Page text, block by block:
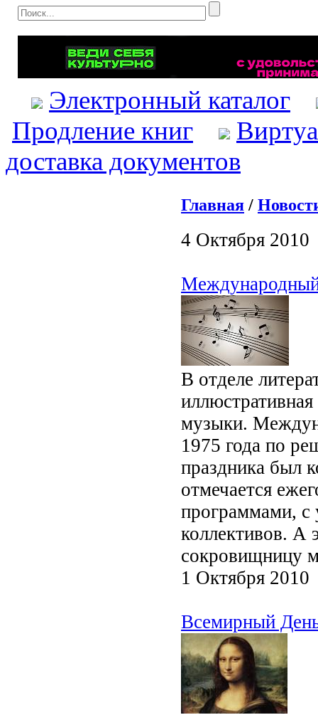
Электронный каталог
Продление книг
доставка документов
Главная /
4 Октября 2010
В отделе
музыки.
1975 года по
праздника был
отмечается
программами, с
коллективов. А
сокровищницу
1 Октября 2010
Всемирный